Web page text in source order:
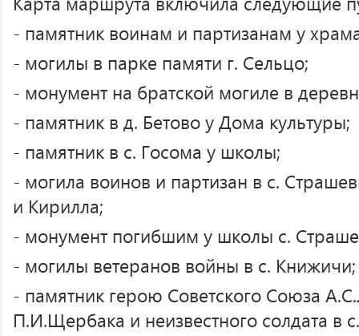
- памятник воинам и партизанам у
- могилы в парке памяти г. Сельцо;
- монумент на братской могиле в
- памятник в д. Бетово у Дома культуры;
- памятник в с. Госома у школы;
- могила воинов и партизан в с.
и Кирилла;
- монумент погибшим у школы с.
- могилы ветеранов войны в с. Книжичи;
- памятник герою Советского Союза
П.И.Щербака и неизвестного солдата в